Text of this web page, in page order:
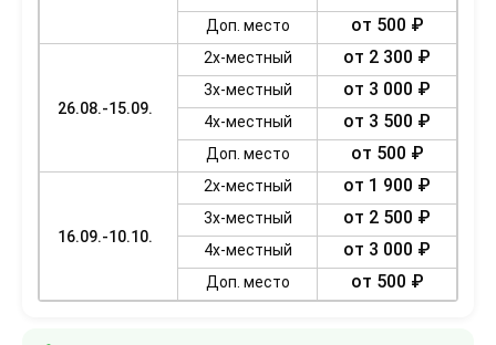
Доп. место от 500 ₽
26.08.-15.09.
2х-местный от 2 300 ₽
3х-местный от 3 000 ₽
4х-местный от 3 500 ₽
Доп. место от 500 ₽
16.09.-10.10.
2х-местный от 1 900 ₽
3х-местный от 2 500 ₽
4х-местный от 3 000 ₽
Доп. место от 500 ₽